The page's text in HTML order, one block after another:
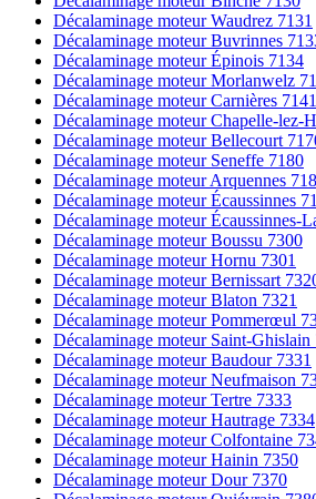
Décalaminage moteur Waudrez 7131
Décalaminage moteur Buvrinnes
Décalaminage moteur Épinois 7134
Décalaminage moteur Morlanwelz
Décalaminage moteur Carnières 7141
Décalaminage moteur Chapelle-lez-
Décalaminage moteur Bellecourt
Décalaminage moteur Seneffe 7180
Décalaminage moteur Arquennes
Décalaminage moteur Écaussinnes
Décalaminage moteur Écaussinnes-
Décalaminage moteur Boussu 7300
Décalaminage moteur Hornu 7301
Décalaminage moteur Bernissart
Décalaminage moteur Blaton 7321
Décalaminage moteur Pommerœul
Décalaminage moteur Saint-Ghislain
Décalaminage moteur Baudour 7331
Décalaminage moteur Neufmaison
Décalaminage moteur Tertre 7333
Décalaminage moteur Hautrage 7334
Décalaminage moteur Colfontaine
Décalaminage moteur Hainin 7350
Décalaminage moteur Dour 7370